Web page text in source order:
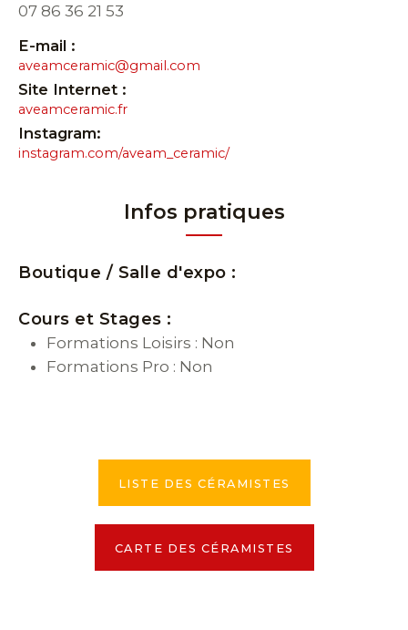
07 86 36 21 53
E-mail :
aveamceramic@gmail.com
Site Internet :
aveamceramic.fr
Instagram:
instagram.com/aveam_ceramic/
Infos pratiques
Boutique / Salle d'expo :
Cours et Stages :
Formations Loisirs : Non
Formations Pro : Non
LISTE DES CÉRAMISTES
CARTE DES CÉRAMISTES